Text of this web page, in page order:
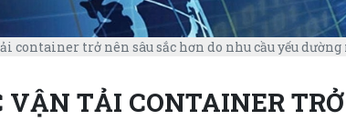
container trở nên sâu sắc hơn do nhu cầu yếu
TẢI CONTAINER